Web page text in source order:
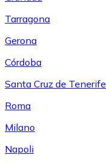
Tarragona
Gerona
Córdoba
Santa Cruz de Tenerife
Roma
Milano
Napoli